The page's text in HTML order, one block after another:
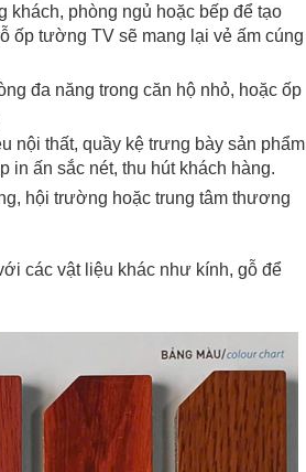
khách, phòng ngủ hoặc bếp để tạo
ốp tường TV sẽ mang lại vẻ ấm cúng
đa năng trong căn hộ nhỏ, hoặc ốp
nội thất, quầy kệ trưng bày sản phẩm
in ấn sắc nét, thu hút khách hàng.
hội trường hoặc trung tâm thương
các vật liệu khác như kính, gỗ để